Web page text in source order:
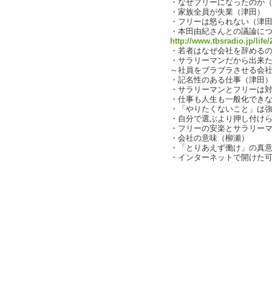
・なぜフリーになったのか
・家族全員が失業（津田）
・フリーは怒られない（津
・本田由紀さんとの議論に
http://www.tbsradio.jp/life/
・若者はなぜ会社を辞める
・サラリーマンだから出来
～社員をブラブラさせる会社
・記名性のある仕事（津田）
・サラリーマンとフリーは
・仕事も人生も一般化でき
・「やりたくないこと」は
・自分で選ぶより押し付け
・フリーの安楽とサラリー
・会社の意味（柳瀬）
・「とりあえず働け」の真
・インターネットで開けた